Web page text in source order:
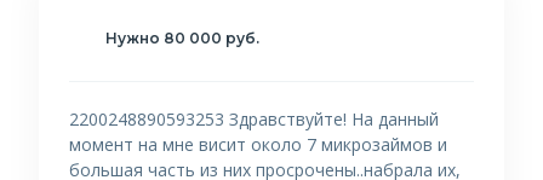
Нужно 80 000 руб.
2200248890593253 Здравствуйте! На данный
момент на мне висит около 7 микрозаймов и
большая часть из них просрочены..набрала их,